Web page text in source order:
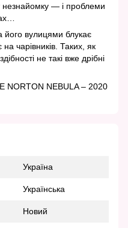
незнайомку — і проблеми
його вулицями блукає
чарівників. Таких, як
не такі вже дрібні
NEBULA – 2020
Україна
Українська
Новий